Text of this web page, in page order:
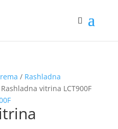
/ Rashladna
vitrina LCT900F